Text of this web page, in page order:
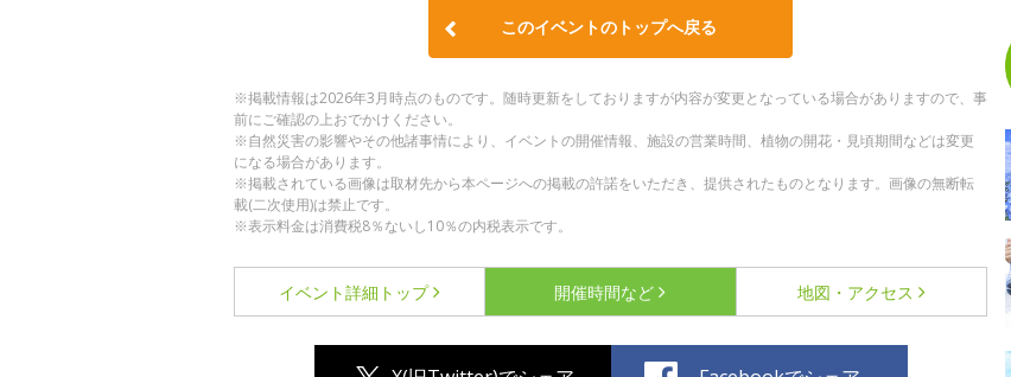
このイベントのトップへ戻る
※掲載情報は2026年3月時点のものです。随時更新をしておりますが内容が変更となっている場合がありますので、事
前にご確認の上おでかけください。
※自然災害の影響やその他諸事情により、イベントの開催情報、施設の営業時間、植物の開花・見頃期間などは変更
になる場合があります。
※掲載されている画像は取材先から本ページへの掲載の許諾をいただき、提供されたものとなります。画像の無断転
載(二次使用)は禁止です。
※表示料金は消費税8％ないし10％の内税表示です。
イベント詳細 トップ 開催時間など 地図・アクセス